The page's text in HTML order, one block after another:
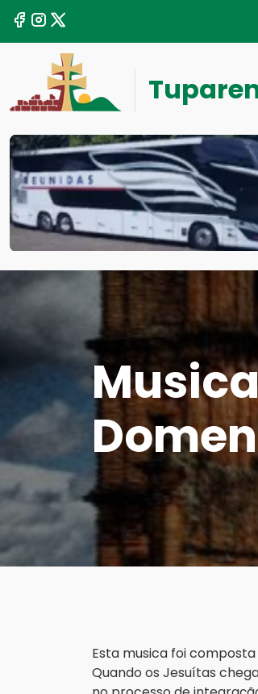
Esta musica foi
Quando os Jesuítas